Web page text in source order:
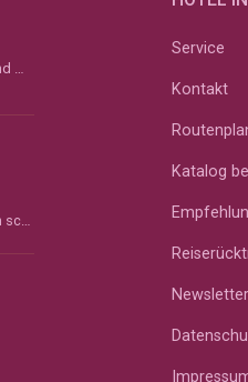
Erbsensuppe Zubereitung: Sellerie und Möhren schälen, grob stückeln und &#8211; wenn vorhanden &#...
Der Darm ist die Wurzel des Menschen. Das wusste man schon im Altertum und vor über 2000 Jahren im ...
Service
Kontakt
Katalog
Newsletter